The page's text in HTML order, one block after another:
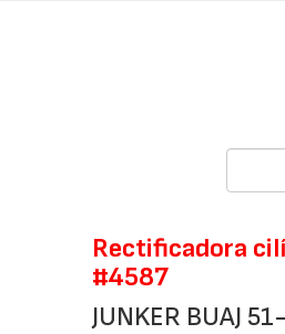
Rectificadora
#4587
JUNKER BUAJ